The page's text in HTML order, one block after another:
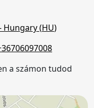
Hungary (HU)
a számon tudod